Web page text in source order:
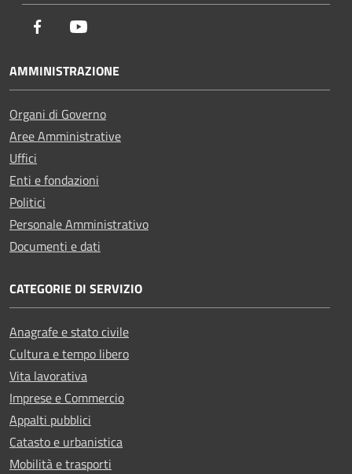
Facebook
AMMINISTRAZIONE
Organi di Governo
Aree Amministrative
Uffici
Enti e fondazioni
Politici
Personale Amministrativo
Documenti e dati
CATEGORIE DI SERVIZIO
Anagrafe e stato civile
Cultura e tempo libero
Vita lavorativa
Imprese e Commercio
Appalti pubblici
Catasto e urbanistica
Mobilità e trasporti